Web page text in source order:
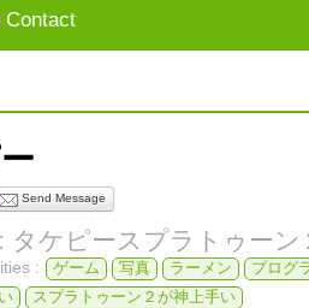
Contact
Send Message
タケピースプラトゥーン
: ゲーム 写真 ラーメン
プログ
スプラトゥーン２が神上手い